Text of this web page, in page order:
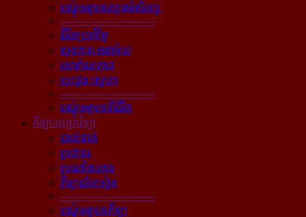
បណ្ដុំអត្ថបទវប្បធម៌សិល្បៈ
----------------------------
ជីវិតប្រចាំថ្ងៃ
សុខភាព អនាម័យ
សោភ័ណភាព
បេះដូង ស្នេហា
----------------------------
បណ្ដុំអត្ថបទពីជីវិត
កីឡា-បច្ចេកវិទ្យា
បាល់ទាត់
ប្រដាល់
ប្រណាំងយាន
កីឡាដទៃទៀត
----------------------------
បណ្ដុំអត្ថបទកីឡា